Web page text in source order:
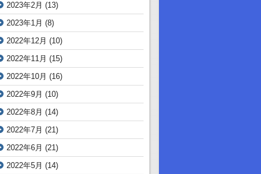
2023年2月 (13)
2023年1月 (8)
2022年12月 (10)
2022年11月 (15)
2022年10月 (16)
2022年9月 (10)
2022年8月 (14)
2022年7月 (21)
2022年6月 (21)
2022年5月 (14)